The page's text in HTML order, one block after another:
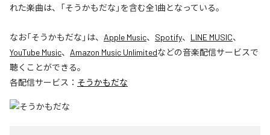
れた楽曲は、「そうかもだな」を含む全1曲となっている。
なお「そうかもだな 」は、 Apple Music、 Spotify、 LINE MUSIC、
YouTube Music、 Amazon Music Unlimitedなどの音楽配信サービスで
聴くことができる。
各配信サービス： そうかもだな